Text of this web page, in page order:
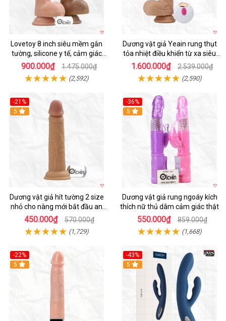
Lovetoy 8 inch siêu mềm gắn
tường, silicone y tế, cảm giác
thật
900.000₫ 1.475.000₫
(2,592)
Dương vật giả Yeain rung thụt
tỏa nhiệt điều khiển từ xa siêu
HOT
1.600.000₫ 2.539.000₫
(2,590)
-21%
Hot
5
Dương vật giả hít tường 2 size
nhỏ cho nàng mới bắt đầu an
toàn dễ dùng
450.000₫ 570.000₫
(1,729)
-36%
Hot
5
Dương vật giả rung ngoáy kích
thích nữ thủ dâm cảm giác thật
550.000₫ 859.000₫
(1,668)
-22%
Hot
5
-43%
Hot
5